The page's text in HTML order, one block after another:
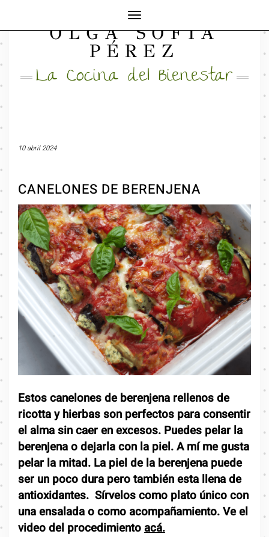
FACEBOOK
INSTAGRAM
MAIL
OLGA SOFÍA
PÉREZ
La Cocina del Bienestar
Cambiar
modo
de
navegación
10 abril 2024
CANELONES DE BERENJENA
Estos canelones de berenjena rellenos de
ricotta y hierbas son perfectos para consentir
el alma sin caer en excesos. Puedes pelar la
berenjena o dejarla con la piel. A mí me gusta
pelar la mitad. La piel de la berenjena puede
ser un poco dura pero también esta llena de
antioxidantes. Sírvelos como plato único con
una ensalada o como acompañamiento.Ve el
video del procedimientoacá.